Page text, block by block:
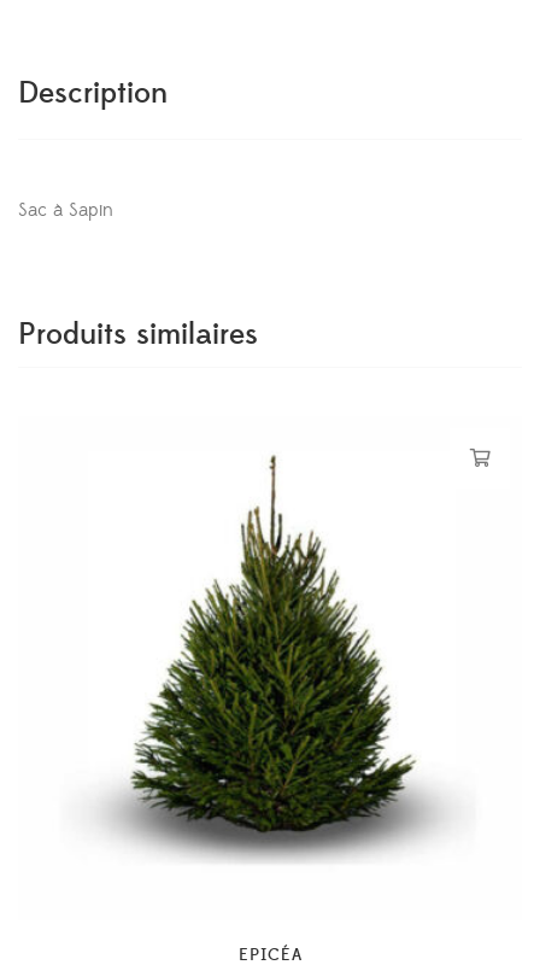
Description
Sac à Sapin
Produits similaires
EPICÉA